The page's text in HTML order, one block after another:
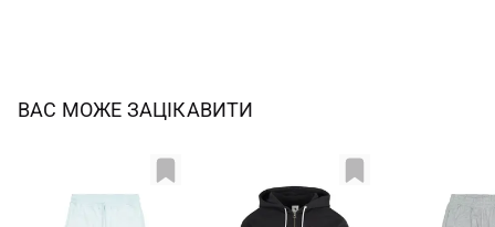
ВАС МОЖЕ ЗАЦІКАВИТИ